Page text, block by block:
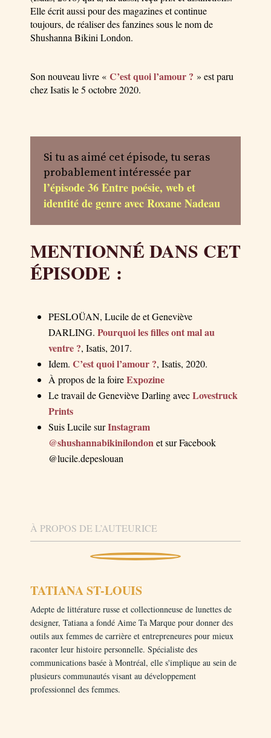
Elle écrit aussi pour des magazines et continue
toujours, de réaliser des fanzines sous le nom de
Shushanna Bikini London.
Son nouveau livre « C’est quoi l’amour ? » est paru
chez Isatis le 5 octobre 2020.
Si tu as aimé cet épisode, tu seras
probablement intéressée par
l’épisode 36 Entre poésie, web et
identité de genre avec Roxane Nadeau
MENTIONNÉ DANS CET
ÉPISODE :
PESLOÜAN, Lucile de et Geneviève
DARLING. Pourquoi les filles ont mal au
ventre ?, Isatis, 2017.
Idem. C’est quoi l’amour ?, Isatis, 2020.
À propos de la foireExpozine
Le travail de Geneviève Darling avecLovestruck
Prints
Suis Lucile surInstagram
@shushannabikinilondonet sur Facebook
@lucile.depeslouan
À PROPOS DE L’AUTEURICE
TATIANA ST-LOUIS
Adepte de littérature russe et collectionneuse de lunettes de
designer, Tatiana a fondé Aime Ta Marque pour donner des
outils aux femmes de carrière et entrepreneures pour mieux
raconter leur histoire personnelle. Spécialiste des
communications basée à Montréal, elle s'implique au sein de
plusieurs communautés visant au développement
professionnel des femmes.